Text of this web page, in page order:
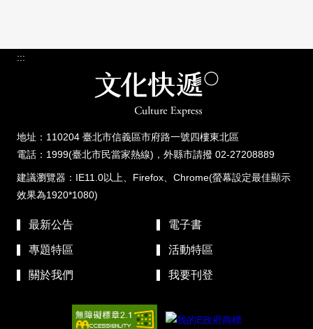
:::
地址：110204 臺北市信義區市府路一號四樓東北區
電話：1999(臺北市民當家熱線)，外縣市請撥 02-27208889
建議瀏覽器：IE11.0以上、Firefox、Chrome(螢幕設定最佳顯示
效果為1920*1080)
最新公告 電子書
專題特區 活動特區
關於我們 我要刊登